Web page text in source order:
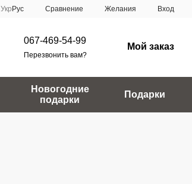
Укр Рус Сравнение Желания Вход
067-469-54-99
Перезвонить вам?
Мой заказ
Новогодние
подарки
Подарки